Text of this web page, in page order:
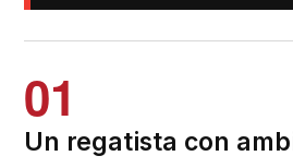
01
Un regatista con